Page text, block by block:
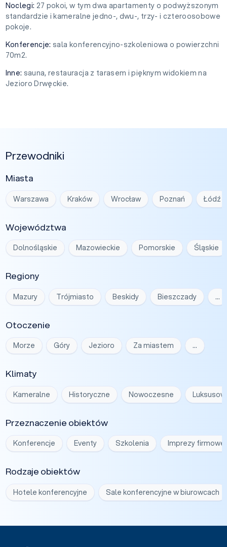
Noclegi: 27 pokoi, w tym dwa apartamenty o podwyższonym
standardzie i kameralne jedno-, dwu-, trzy- i czteroosobowe
pokoje.
Konferencje: sala konferencyjno-szkoleniowa o powierzchni
70m2.
Inne: sauna, restauracja z tarasem i pięknym widokiem na
Jezioro Drwęckie.
Przewodniki
Miasta
Warszawa Kraków Wrocław Poznań Łódź
Województwa
Dolnośląskie Mazowieckie Pomorskie Śląskie
Regiony
Mazury Trójmiasto Beskidy Bieszczady …
Otoczenie
Morze Góry Jezioro Za miastem …
Klimaty
Kameralne Historyczne Nowoczesne
Przeznaczenie obiektów
Konferencje Eventy Szkolenia Imprezy firmowe
Rodzaje obiektów
Hotele konferencyjne Sale konferencyjne w biurowcach